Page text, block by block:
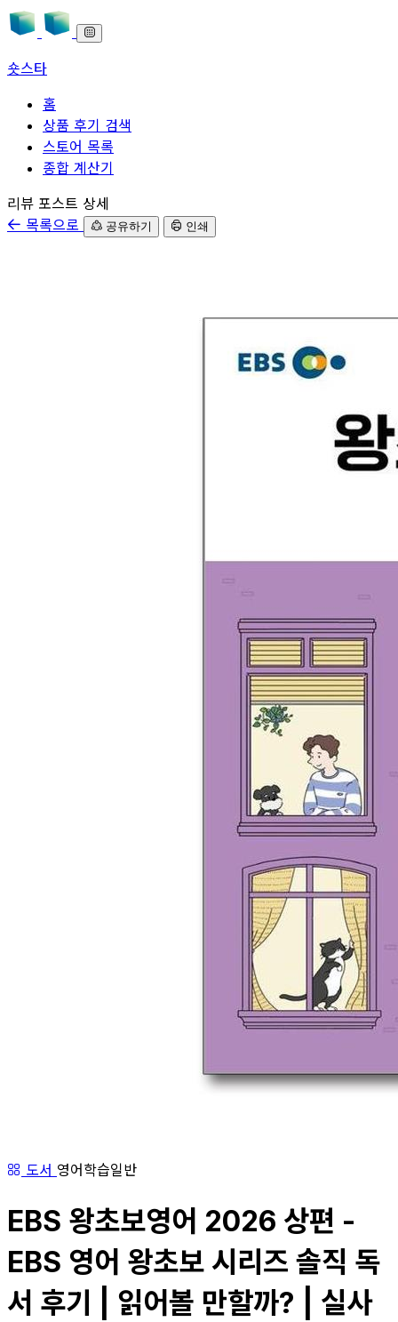
숏스타
홈
상품 후기 검색
스토어 목록
종합 계산기
본문으로 바로가기
리뷰 포스트 상세
목록으로
공유하기 인쇄
도서 영어학습일반
EBS 왕초보영어 2026 상편 -
EBS 영어 왕초보 시리즈 솔직 독
서 후기 | 읽어볼 만할까? | 실사